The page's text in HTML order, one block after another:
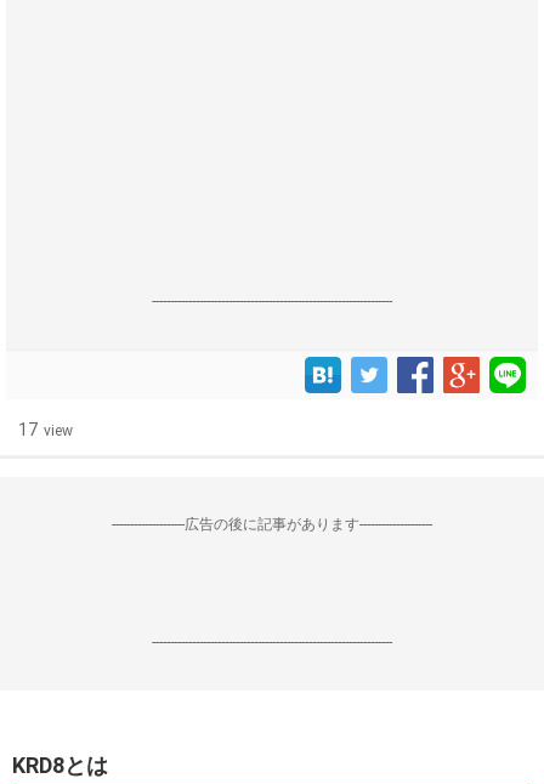
------------------------------------------------------------------
17 view
--------------------広告の後に記事があります--------------------
------------------------------------------------------------------
KRD8とは